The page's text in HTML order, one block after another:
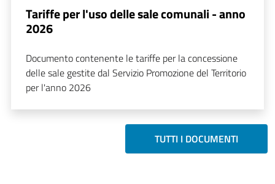
Tariffe per l'uso delle sale comunali - anno
2026
Documento contenente le tariffe per la concessione
delle sale gestite dal Servizio Promozione del Territorio
per l'anno 2026
TUTTI I DOCUMENTI